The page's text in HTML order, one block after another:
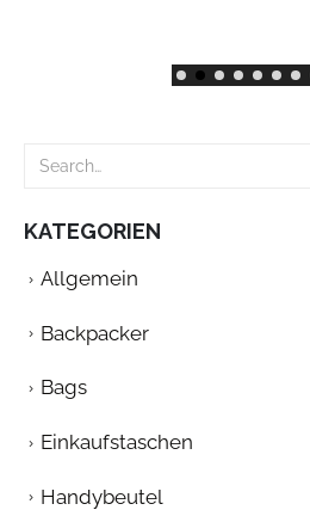
KATEGORIEN
Allgemein
Backpacker
Bags
Einkaufstaschen
Handybeutel